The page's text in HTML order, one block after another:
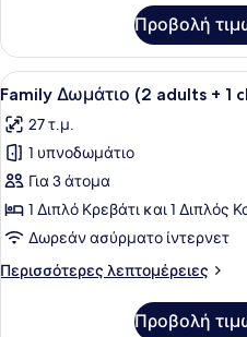
Δωμάτιο
(2
adults)
Προβολή
Προβολή
όλων
των
φωτογραφιών
για
Family
Δωμάτιο
(2
adults
12
Family Δωμάτιο (2 adults + 1
27 τ.μ.
1 υπνοδωμάτιο
Για 3 άτομα
1 Διπλό Κρεβάτι και 1 Διπλός
Δωρεάν ασύρματο ίντερνετ
Περισσότερες λεπτομέρειες
Περισσότερες
Προβολή